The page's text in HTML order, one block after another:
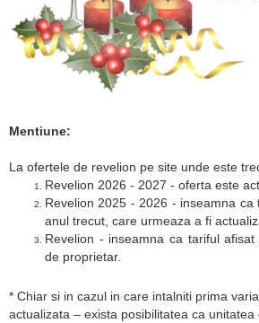
Mentiune:
La ofertele de revelion pe site unde este
Revelion 2026 - 2027 - oferta este
Revelion 2025 - 2026 - inseamna ca
anul trecut, care urmeaza a fi
Revelion - inseamna ca tariful
de proprietar.
* Chiar si in cazul in care intalniti prima
actualizata – exista posibilitatea ca